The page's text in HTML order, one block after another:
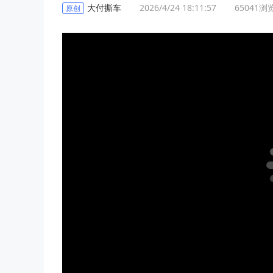
原创 大付撕车 2026/4/24 18:11:57 65041浏